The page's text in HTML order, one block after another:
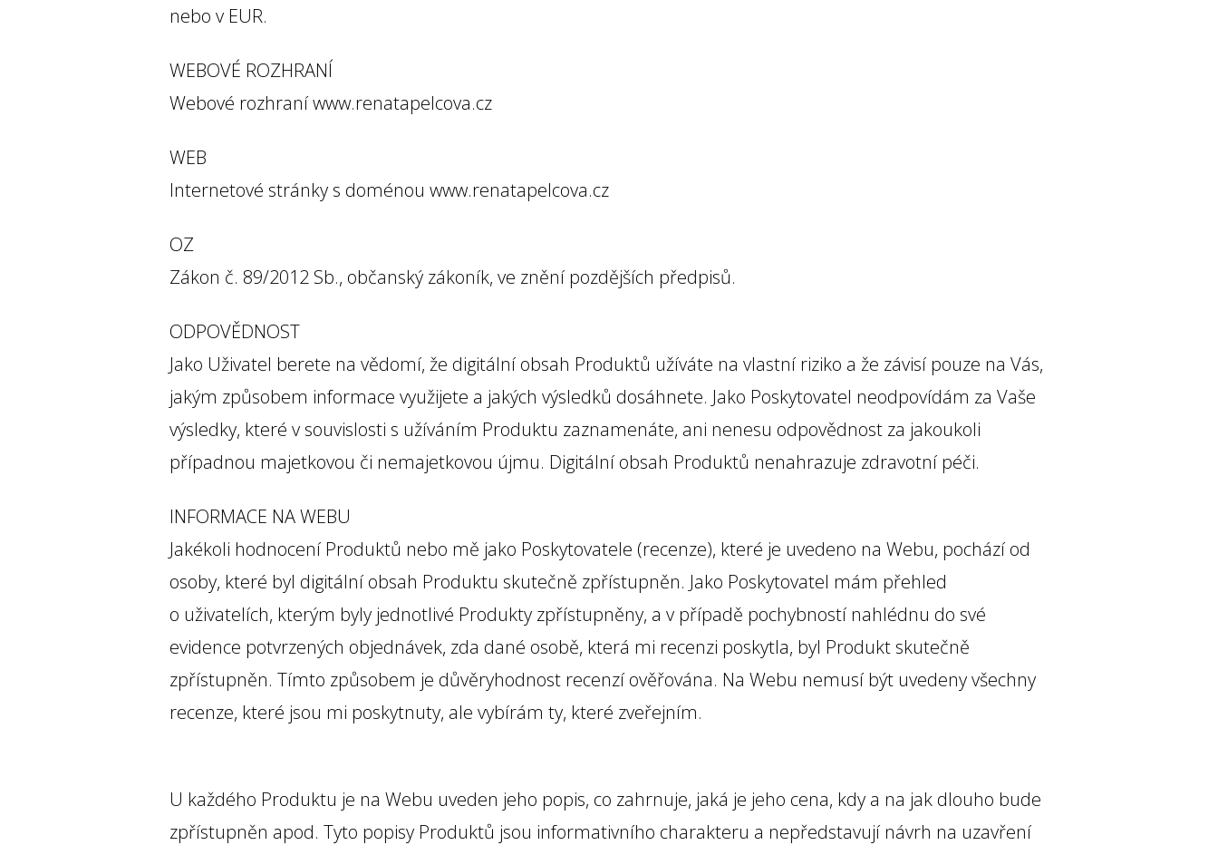
nebo v EUR.
WEBOVÉ ROZHRANÍ
Webové rozhraní www.renatapelcova.cz
WEB
Internetové stránky s doménou www.renatapelcova.cz
OZ
Zákon č. 89/2012 Sb., občanský zákoník, ve znění pozdějších předpisů.
ODPOVĚDNOST
Jako Uživatel berete na vědomí, že digitální obsah Produktů užíváte na vlastní riziko a že závisí pouze na Vás,
jakým způsobem informace využijete a jakých výsledků dosáhnete. Jako Poskytovatel neodpovídám za Vaše
výsledky, které v souvislosti s užíváním Produktu zaznamenáte, ani nenesu odpovědnost za jakoukoli
případnou majetkovou či nemajetkovou újmu. Digitální obsah Produktů nenahrazuje zdravotní péči.
INFORMACE NA WEBU
Jakékoli hodnocení Produktů nebo mě jako Poskytovatele (recenze), které je uvedeno na Webu, pochází od
osoby, které byl digitální obsah Produktu skutečně zpřístupněn. Jako Poskytovatel mám přehled
o uživatelích, kterým byly jednotlivé Produkty zpřístupněny, a v případě pochybností nahlédnu do své
evidence potvrzených objednávek, zda dané osobě, která mi recenzi poskytla, byl Produkt skutečně
zpřístupněn. Tímto způsobem je důvěryhodnost recenzí ověřována. Na Webu nemusí být uvedeny všechny
recenze, které jsou mi poskytnuty, ale vybírám ty, které zveřejním.
U každého Produktu je na Webu uveden jeho popis, co zahrnuje, jaká je jeho cena, kdy a na jak dlouho bude
zpřístupněn apod. Tyto popisy Produktů jsou informativního charakteru a nepředstavují návrh na uzavření